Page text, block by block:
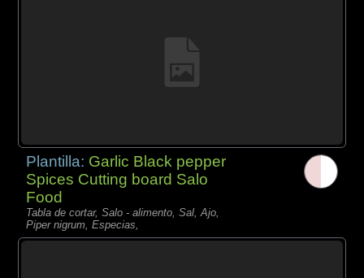
Plantilla: Garlic Black pepper
Spices Cutting board Salo
Food
Tabla de cortar, Salo - alimento, Sal, Ajo,
Piper nigrum, Especias,